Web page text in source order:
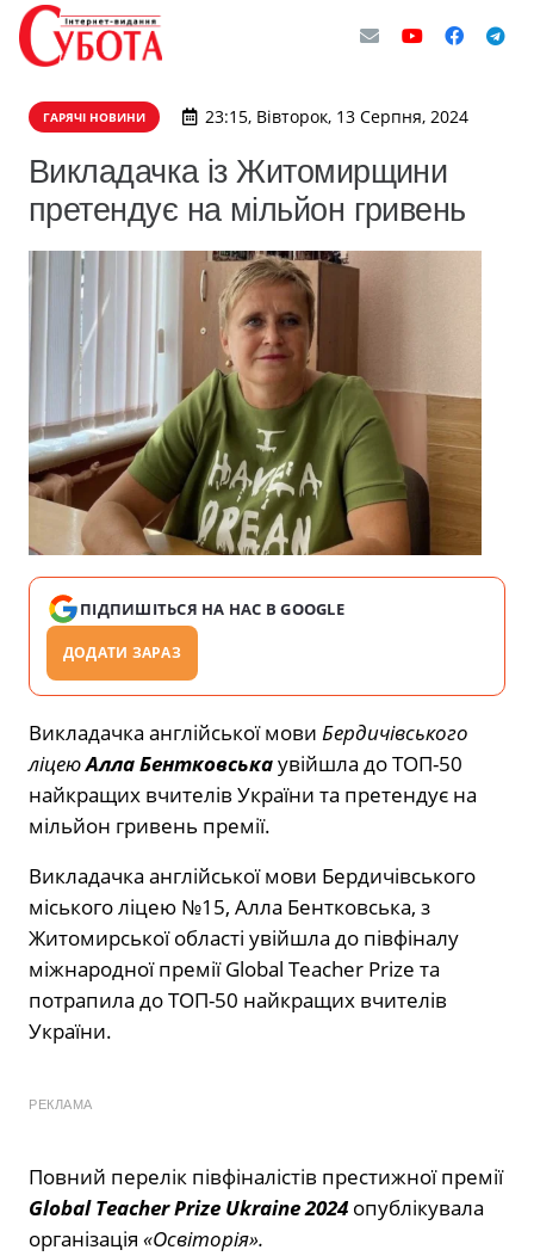
ГАРЯЧІ НОВИНИ 23:15, Вівторок, 13 Серпня, 2024
Викладачка із Житомирщини
претендує на мільйон гривень
ПІДПИШІТЬСЯ НА НАС В GOOGLE
ДОДАТИ ЗАРАЗ
Викладачка англійської мови Бердичівського
ліцеюАлла Бентковськаувійшла до ТОП-50
найкращих вчителів України та претендує на
мільйон гривень премії.
Викладачка англійської мови Бердичівського
міського ліцею №15, Алла Бентковська, з
Житомирської області увійшла до півфіналу
міжнародної премії Global Teacher Prize та
потрапила до ТОП-50 найкращих вчителів
України.
РЕКЛАМА
Повний перелік півфіналістів престижної премії
Global Teacher Prize Ukraine 2024 опублікувала
організація «Освіторія».